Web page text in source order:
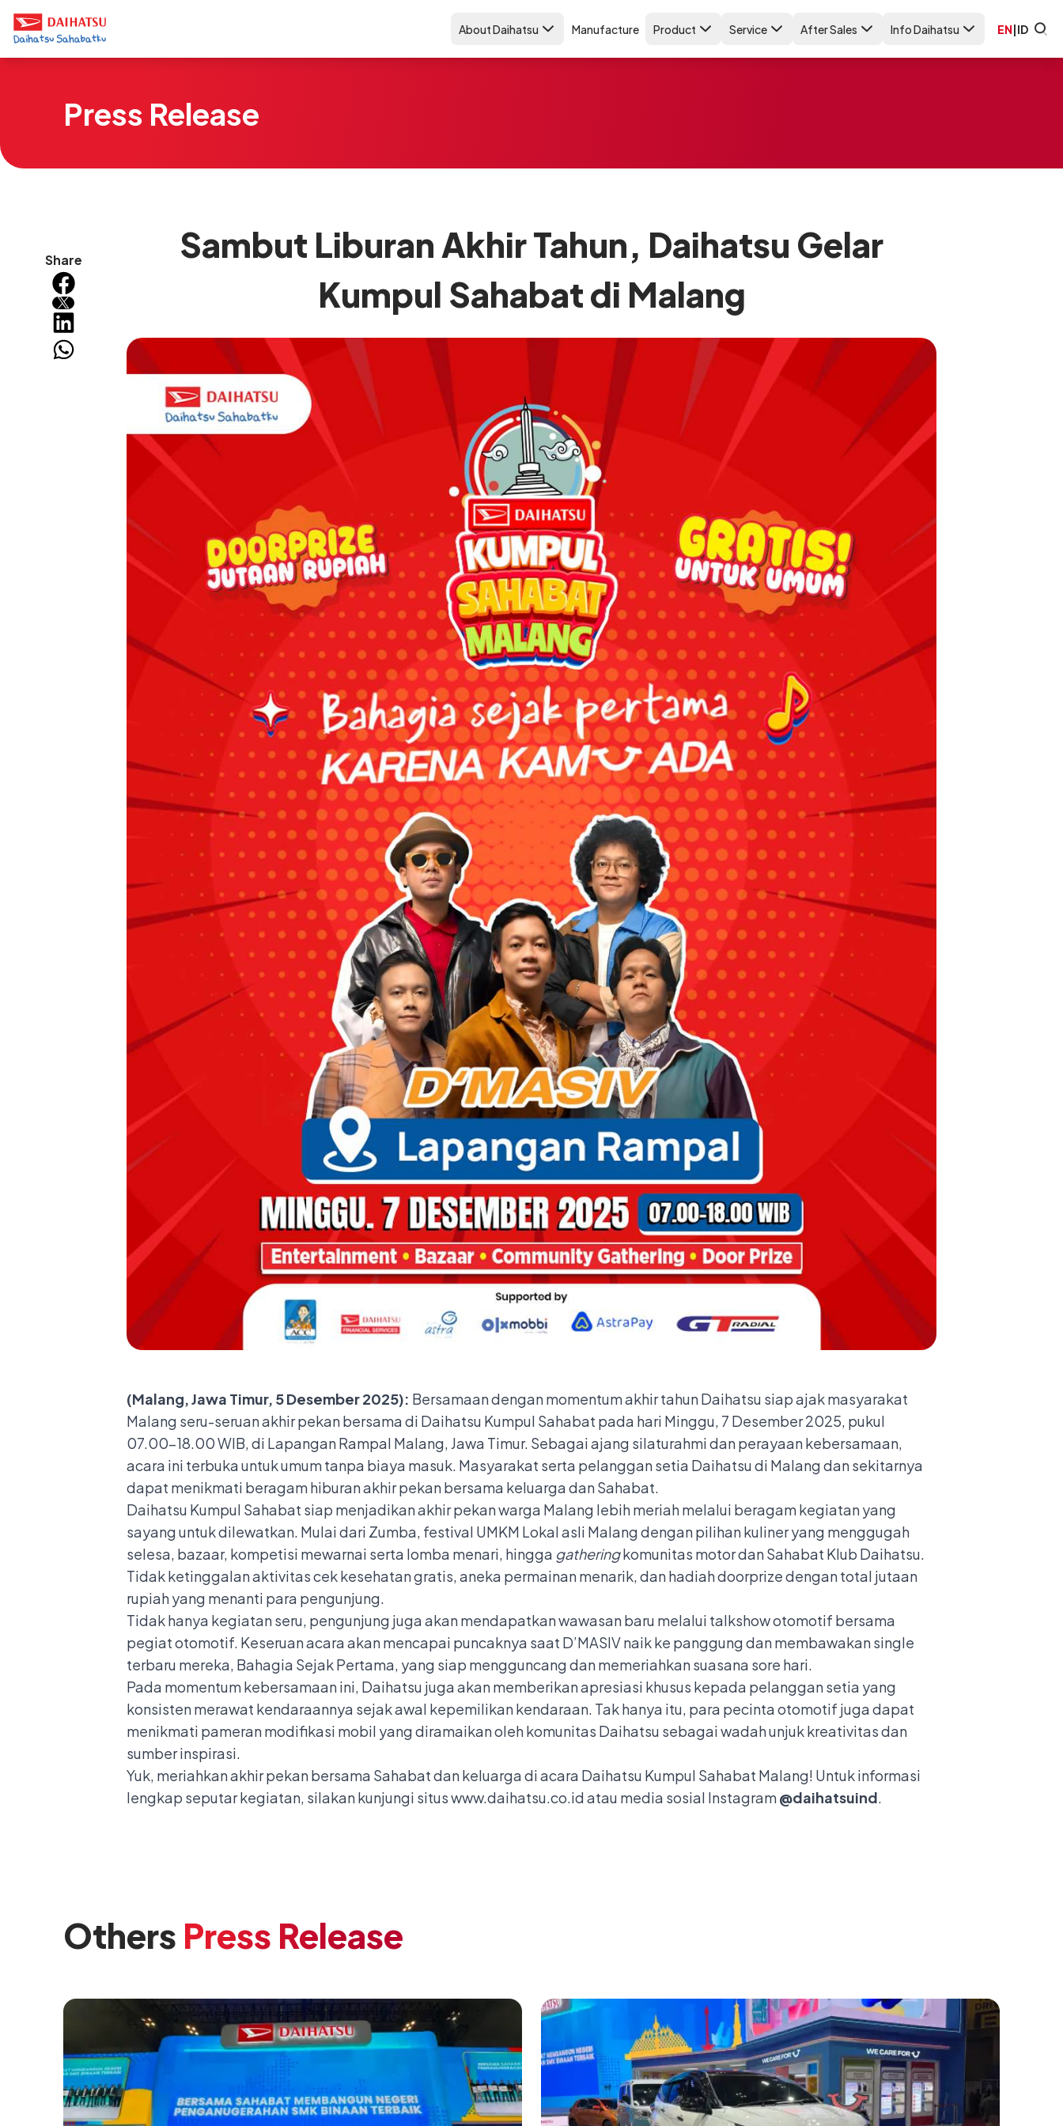
About Daihatsu Manufacture Product Service After Sales Info Daihatsu EN|ID
Press Release
Share
Sambut Liburan Akhir Tahun, Daihatsu Gelar
Kumpul Sahabat di Malang
(Malang, Jawa Timur, 5 Desember 2025): Bersamaan dengan momentum akhir tahun Daihatsu siap ajak masyarakat
Malang seru-seruan akhir pekan bersama di Daihatsu Kumpul Sahabat pada hari Minggu, 7 Desember 2025, pukul
07.00–18.00 WIB, di Lapangan Rampal Malang, Jawa Timur. Sebagai ajang silaturahmi dan perayaan kebersamaan,
acara ini terbuka untuk umum tanpa biaya masuk. Masyarakat serta pelanggan setia Daihatsu di Malang dan sekitarnya
dapat menikmati beragam hiburan akhir pekan bersama keluarga dan Sahabat.
Daihatsu Kumpul Sahabat siap menjadikan akhir pekan warga Malang lebih meriah melalui beragam kegiatan yang
sayang untuk dilewatkan. Mulai dari Zumba, festival UMKM Lokal asli Malang dengan pilihan kuliner yang menggugah
selesa, bazaar, kompetisi mewarnai serta lomba menari, hingga gatheringkomunitas motor dan Sahabat Klub Daihatsu.
Tidak ketinggalan aktivitas cek kesehatan gratis, aneka permainan menarik, dan hadiah doorprize dengan total jutaan
rupiah yang menanti para pengunjung.
Tidak hanya kegiatan seru, pengunjung juga akan mendapatkan wawasan baru melalui talkshow otomotif bersama
pegiat otomotif. Keseruan acara akan mencapai puncaknya saat D’MASIV naik ke panggung dan membawakan single
terbaru mereka, Bahagia Sejak Pertama, yang siap mengguncang dan memeriahkan suasana sore hari.
Pada momentum kebersamaan ini, Daihatsu juga akan memberikan apresiasi khusus kepada pelanggan setia yang
konsisten merawat kendaraannya sejak awal kepemilikan kendaraan. Tak hanya itu, para pecinta otomotif juga dapat
menikmati pameran modifikasi mobil yang diramaikan oleh komunitas Daihatsu sebagai wadah unjuk kreativitas dan
sumber inspirasi.
Yuk, meriahkan akhir pekan bersama Sahabat dan keluarga di acara Daihatsu Kumpul Sahabat Malang! Untuk informasi
lengkap seputar kegiatan, silakan kunjungi situswww.daihatsu.co.idatau media sosial Instagram@daihatsuind.
Others Press Release